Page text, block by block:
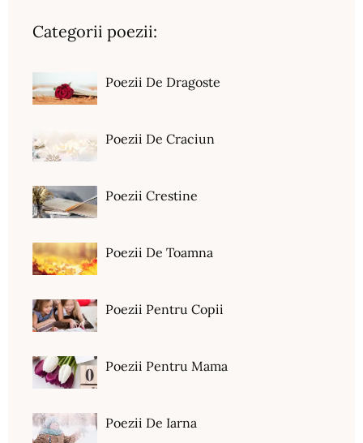
Categorii poezii:
Poezii De Dragoste
Poezii De Craciun
Poezii Crestine
Poezii De Toamna
Poezii Pentru Copii
Poezii Pentru Mama
Poezii De Iarna